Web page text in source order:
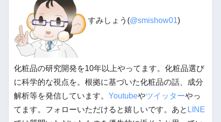
すみしょう(@smishow01)
化粧品の研究開発を10年以上やってます。化粧品選び
に科学的な視点を。根拠に基づいた化粧品の話、成分
解析等を発信しています。 Youtubeやツイッターやっ
てます。フォローいただけると嬉しいです。あと LINE